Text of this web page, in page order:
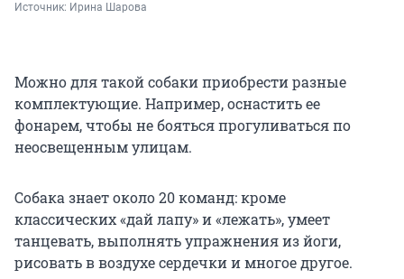
Источник: Ирина Шарова
Можно для такой собаки приобрести разные
комплектующие. Например, оснастить ее
фонарем, чтобы не бояться прогуливаться по
неосвещенным улицам.
Собака знает около 20 команд: кроме
классических «дай лапу» и «лежать», умеет
танцевать, выполнять упражнения из йоги,
рисовать в воздухе сердечки и многое другое.